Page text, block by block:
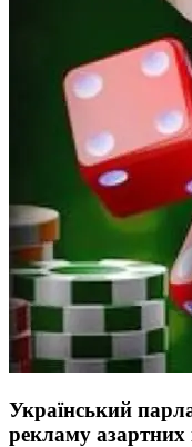
Український
рекламу азартних